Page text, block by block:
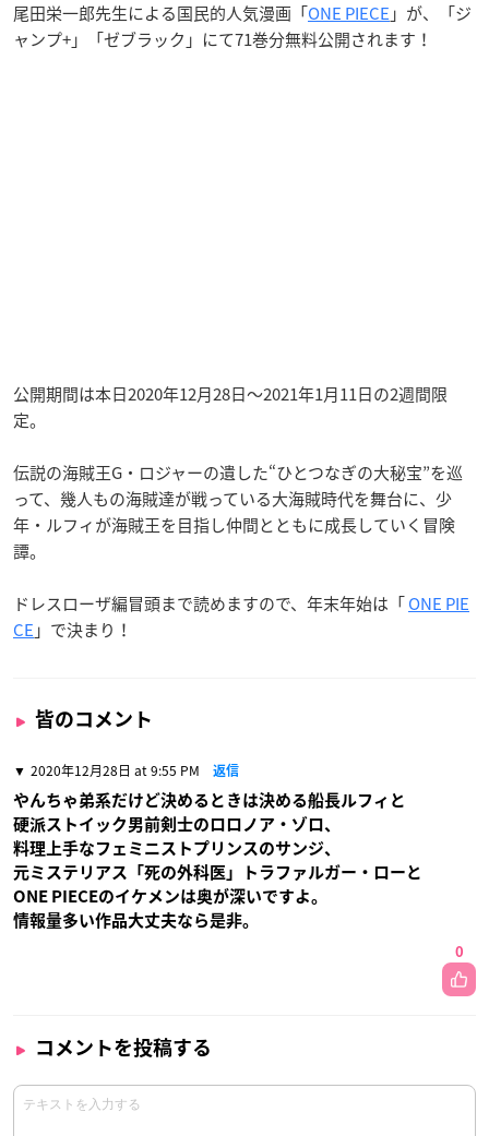
尾田栄一郎先生による国民的人気漫画「ONE PIECE 」が、「ジ
ャンプ+」「ゼブラック」にて71巻分無料公開されます！
公開期間は本日2020年12月28日〜2021年1月11日の2週間限
定。
伝説の海賊王G・ロジャーの遺した“ひとつなぎの大秘宝”を巡
って、幾人もの海賊達が戦っている大海賊時代を舞台に、少
年・ルフィが海賊王を目指し仲間とともに成長していく冒険
譚。
ドレスローザ編冒頭まで読めますので、年末年始は「ONE PIE
CE 」で決まり！
皆のコメント
2020年12月28日 at 9:55 PM 返信
やんちゃ弟系だけど決めるときは決める船長ルフィと
硬派ストイック男前剣士のロロノア・ゾロ、
料理上手なフェミニストプリンスのサンジ、
元ミステリアス「死の外科医」トラファルガー・ローと
ONE PIECEのイケメンは奥が深いですよ。
情報量多い作品大丈夫なら是非。
0
コメントを投稿する